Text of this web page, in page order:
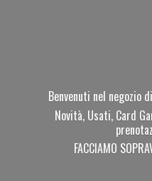
Benvenuti nel negozio
Novità, Usati, Card
FACCIAMO